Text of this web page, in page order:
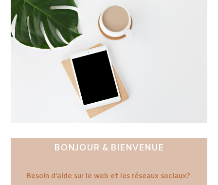
BONJOUR & BIENVENUE
Besoin d’aide sur le web et les réseaux sociaux?